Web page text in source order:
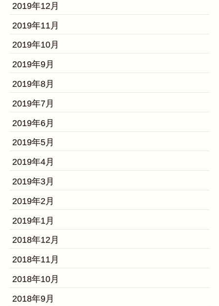
2019年12月
2019年11月
2019年10月
2019年9月
2019年8月
2019年7月
2019年6月
2019年5月
2019年4月
2019年3月
2019年2月
2019年1月
2018年12月
2018年11月
2018年10月
2018年9月